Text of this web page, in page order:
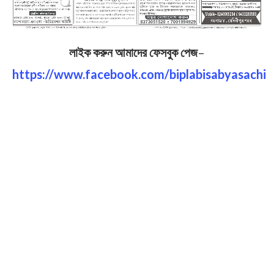
লাইক করুন আমাদের ফেসবুক পেজ–
https://www.facebook.com/biplabisabyasachi